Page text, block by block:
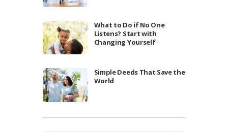
What to Do if No One
Listens? Start with
Changing Yourself
Simple Deeds That Save the
World